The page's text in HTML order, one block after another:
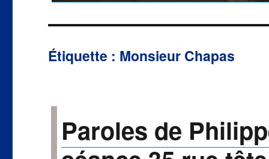
Étiquette : Monsieur Chapas
Paroles de